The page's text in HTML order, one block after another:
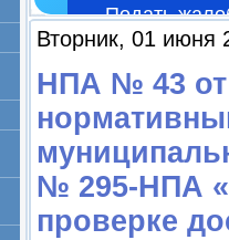
Подать
Вторник, 01 июня
НПА № 43 от
№ 295-НПА
проверке